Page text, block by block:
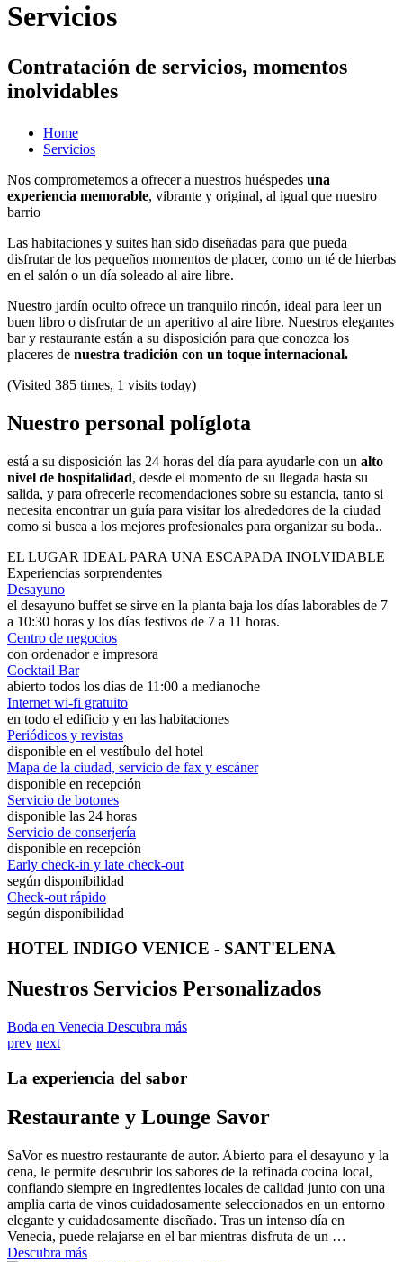
Servicios
Contratación de servicios, momentos
inolvidables
Home
Servicios
Nos comprometemos a ofrecer a nuestros huéspedes una
experiencia memorable, vibrante y original, al igual que nuestro
barrio
Las habitaciones y suites han sido diseñadas para que pueda
disfrutar de los pequeños momentos de placer, como un té de hierbas
en el salón o un día soleado al aire libre.
Nuestro jardín oculto ofrece un tranquilo rincón, ideal para leer un
buen libro o disfrutar de un aperitivo al aire libre. Nuestros elegantes
bar y restaurante están a su disposición para que conozca los
placeres de nuestra tradición con un toque internacional.
(Visited 385 times, 1 visits today)
Nuestro personal políglota
está a su disposición las 24 horas del día para ayudarle con un alto
nivel de hospitalidad, desde el momento de su llegada hasta su
salida, y para ofrecerle recomendaciones sobre su estancia, tanto si
necesita encontrar un guía para visitar los alrededores de la ciudad
como si busca a los mejores profesionales para organizar su boda..
EL LUGAR IDEAL PARA UNA ESCAPADA INOLVIDABLE
Experiencias sorprendentes
Desayuno
el desayuno buffet se sirve en la planta baja los días laborables de 7
a 10:30 horas y los días festivos de 7 a 11 horas.
Centro de negocios
con ordenador e impresora
Cocktail Bar
abierto todos los días de 11:00 a medianoche
Internet wi-fi gratuito
en todo el edificio y en las habitaciones
Periódicos y revistas
disponible en el vestíbulo del hotel
Mapa de la ciudad, servicio de fax y escáner
disponible en recepción
Servicio de botones
disponible las 24 horas
Servicio de conserjería
disponible en recepción
Early check-in y late check-out
según disponibilidad
Check-out rápido
según disponibilidad
HOTEL INDIGO VENICE - SANT'ELENA
Nuestros Servicios Personalizados
Boda en Venecia Descubra más
prev next
La experiencia del sabor
Restaurante y Lounge Savor
SaVor es nuestro restaurante de autor. Abierto para el desayuno y la
cena, le permite descubrir los sabores de la refinada cocina local,
confiando siempre en ingredientes locales de calidad junto con una
amplia carta de vinos cuidadosamente seleccionados en un entorno
elegante y cuidadosamente diseñado. Tras un intenso día en
Venecia, puede relajarse en el bar mientras disfruta de un …
Descubra más